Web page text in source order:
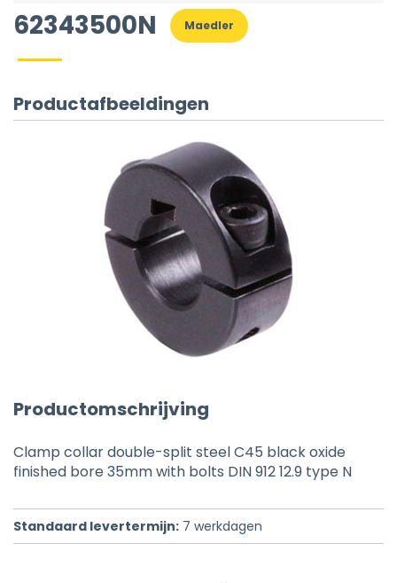
62343500N Maedler
Productafbeeldingen
Productomschrijving
Clamp collar double-split steel C45 black oxide
finished bore 35mm with bolts DIN 912 12.9 type N
Standaard levertermijn: 7 werkdagen